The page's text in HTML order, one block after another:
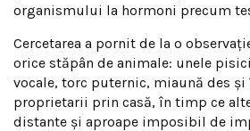
organismului la hormoni precum
Cercetarea a pornit de la o
orice stăpân de animale: unele
vocale, torc puternic, miaună des
proprietarii prin casă, în timp ce
distante și aproape imposibil de